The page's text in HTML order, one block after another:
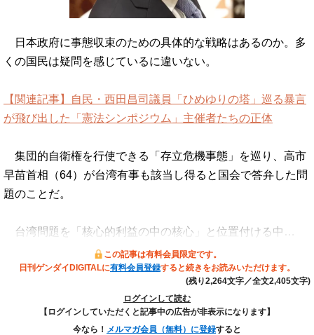
日本政府に事態収束のための具体的な戦略はあるのか。多
くの国民は疑問を感じているに違いない。
【関連記事】自民・西田昌司議員「ひめゆりの塔」巡る暴言
が飛び出した「憲法シンポジウム」主催者たちの正体
集団的自衛権を行使できる「存立危機事態」を巡り、高市
早苗首相（64）が台湾有事も該当し得ると国会で答弁した問
題のことだ。
台湾問題を「核心的利益の中の核心」と位置付ける中…
この記事は有料会員限定です。
日刊ゲンダイDIGITALに有料会員登録すると続きをお読みいただけます。
(残り2,264文字／全文2,405文字)
ログインして読む
【ログインしていただくと記事中の広告が非表示になります】
今なら！ メルマガ会員（無料）に登録すると